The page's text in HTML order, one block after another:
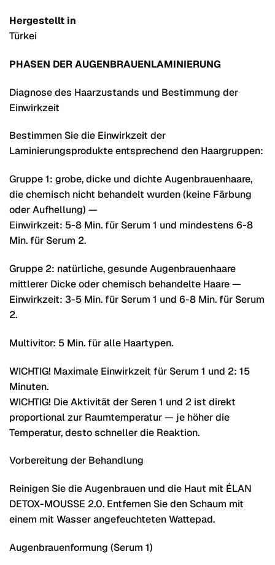
Hergestellt in
Türkei
PHASEN DER AUGENBRAUENLAMINIERUNG
Diagnose des Haarzustands und Bestimmung der
Einwirkzeit
Bestimmen Sie die Einwirkzeit der
Laminierungsprodukte entsprechend den Haargruppen:
Gruppe 1: grobe, dicke und dichte Augenbrauenhaare,
die chemisch nicht behandelt wurden (keine Färbung
oder Aufhellung) —
Einwirkzeit: 5-8 Min. für Serum 1 und mindestens 6-8
Min. für Serum 2.
Gruppe 2: natürliche, gesunde Augenbrauenhaare
mittlerer Dicke oder chemisch behandelte Haare —
Einwirkzeit: 3-5 Min. für Serum 1 und 6-8 Min. für Serum
2.
Multivitor: 5 Min. für alle Haartypen.
WICHTIG! Maximale Einwirkzeit für Serum 1 und 2: 15
Minuten.
WICHTIG! Die Aktivität der Seren 1 und 2 ist direkt
proportional zur Raumtemperatur — je höher die
Temperatur, desto schneller die Reaktion.
Vorbereitung der Behandlung
Reinigen Sie die Augenbrauen und die Haut mit ÉLAN
DETOX-MOUSSE 2.0. Entfernen Sie den Schaum mit
einem mit Wasser angefeuchteten Wattepad.
Augenbrauenformung (Serum 1)